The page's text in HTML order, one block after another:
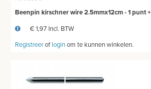
Beenpin kirschner wire 2.5mmx12cm - 1 punt
€ 1,97 Incl. BTW
Registreerof loginom te kunnen winkelen.